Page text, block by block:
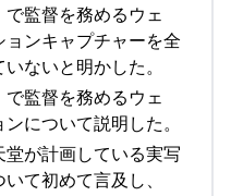
監督を務めるウェ
ンキャプチャーを全
ないと明かした。
監督を務めるウェ
について説明した。
が計画している実写
て初めて言及し、